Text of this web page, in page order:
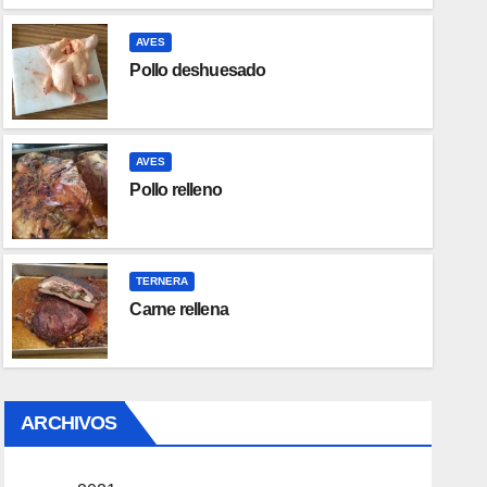
AVES
Pollo deshuesado
AVES
Pollo relleno
TERNERA
Carne rellena
ARCHIVOS